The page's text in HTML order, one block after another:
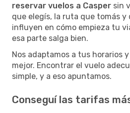
reservar vuelos a Casper sin
que elegís, la ruta que tomás y
influyen en cómo empieza tu
esa parte salga bien.
Nos adaptamos a tus horarios
mejor. Encontrar el vuelo
simple, y a eso apuntamos.
Conseguí las tarifas